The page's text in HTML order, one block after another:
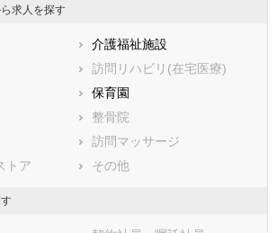
福井県
三重県
大阪府
徳島県
愛媛県
求人を探す
介護福祉施設
訪問リハビリ(在宅医療)
保育園
整骨院
訪問マッサージ
トア
その他